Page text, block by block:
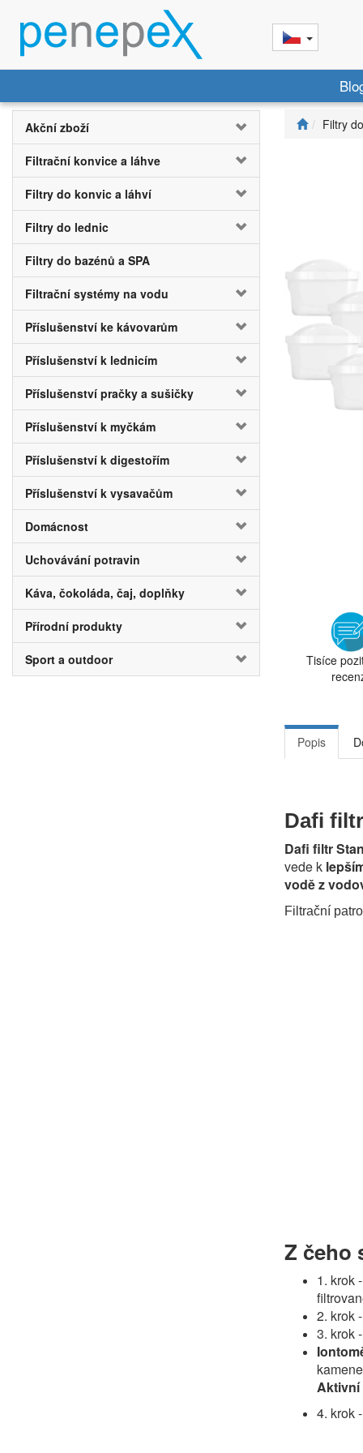
Akční zboží
Filtrační konvice a láhve
Filtry do konvic a láhví
Filtry do lednic
Filtry do bazénů a SPA
Filtrační systémy na vodu
Příslušenství ke kávovarům
Příslušenství k lednicím
Příslušenství pračky a sušičky
Příslušenství k myčkám
Příslušenství k digestořím
Příslušenství k vysavačům
Domácnost
Uchovávání potravin
Káva, čokoláda, čaj, doplňky
Přírodní produkty
Sport a outdoor
Filtry
Tisíce
Popis
Dafi
Dafi filtr
vede k
vodě z
Filtrační
Z čeho
1. krok
2. krok
3. krok
4. krok